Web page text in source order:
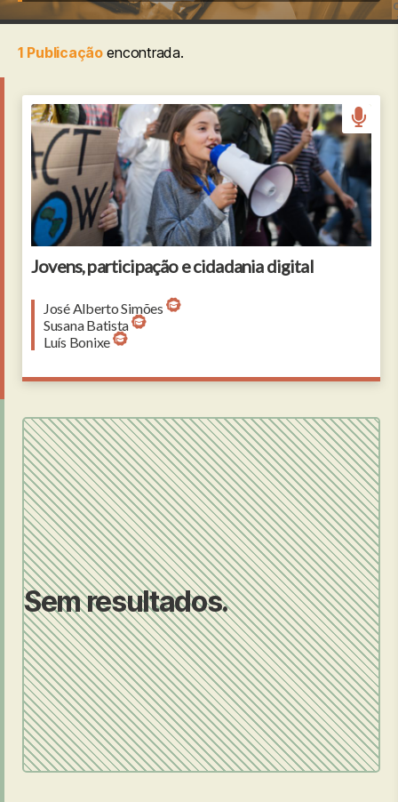
1 Publicaçãoencontrada.
A small child with amplifier on global strike for
climate change
Jovens, participação e cidadania digital
José Alberto Simões
Susana Batista
Luís Bonixe
Sem resultados.